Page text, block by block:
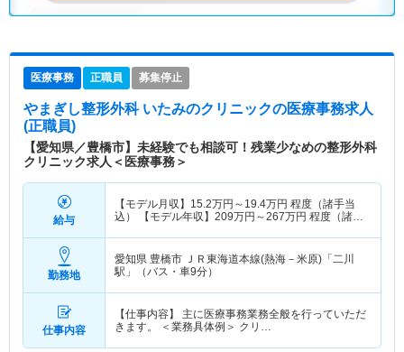
医療事務 正職員 募集停止
やまぎし整形外科 いたみのクリニックの医療事務求人
(正職員)
【愛知県／豊橋市】未経験でも相談可！残業少なめの整形外科
クリニック求人＜医療事務＞
給与
【モデル月収】 15.2万円～ 19.4万円 程度（諸手当
込） 【モデル年収】 209万円～267万円 程度（諸手
勤務地
愛知県 豊橋市 ＪＲ東海道本線(熱海－米原)「二川
駅」（バス・車9分）
仕事内容
【仕事内容】 主に医療事務業務全般を行っていただ
きます。 ＜業務具体例＞ クリ…